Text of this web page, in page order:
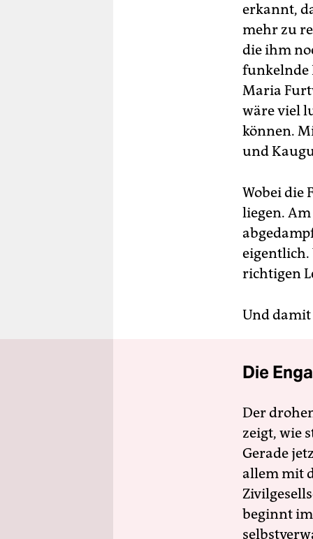
erkannt,
mehr zu
die ihm
funkelnde
Maria
wäre viel
können.
und
Wobei die
liegen.
eigentlich.
richtigen
Und
Die
Der
zeigt, wie
Gerade
allem mit
beginnt